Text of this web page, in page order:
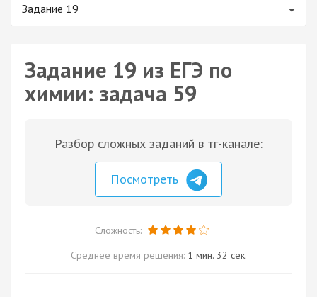
Задание 19
Задание 19 из ЕГЭ по
химии: задача 59
Разбор сложных заданий в тг-канале:
Посмотреть
Сложность:
Среднее время решения: 1 мин. 32 сек.